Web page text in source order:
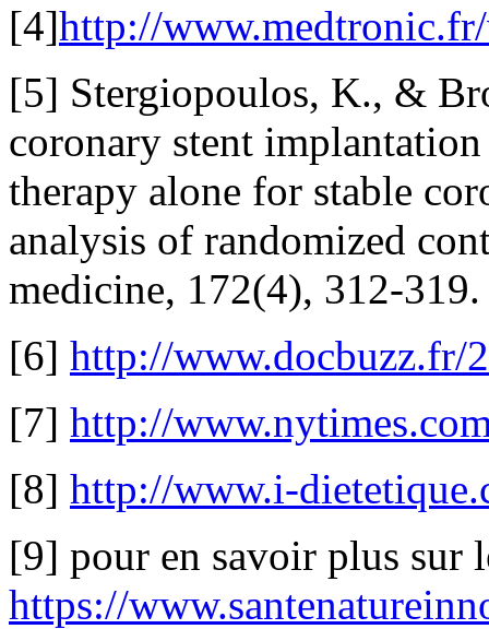
[4]http://
[5] Stergiopoulos, K., &
coronary stent
therapy alone for stable
analysis of randomized
medicine, 172(4), 312-319.
[6] http://www.docbuzz.fr/
[7] http://
[8] http://www.i-
[9] pour en savoir plus sur
https://